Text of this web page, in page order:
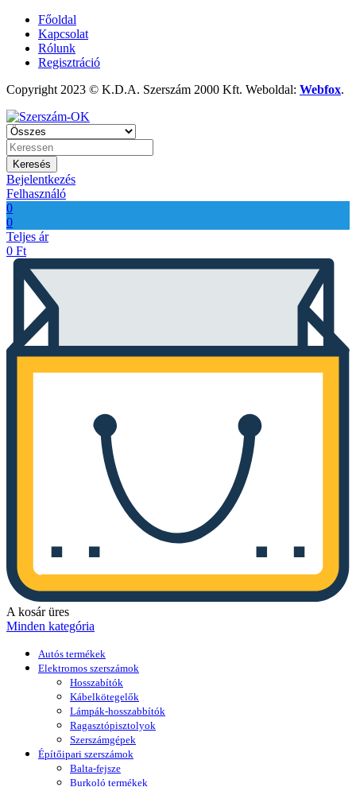
Főoldal
Kapcsolat
Rólunk
Regisztráció
Copyright 2023 © K.D.A. Szerszám 2000 Kft. Weboldal: Webfox.
Keresés
Bejelentkezés
Felhasználó
0
0
Teljes ár
0 Ft
A kosár üres
Minden kategória
Autós termékek
Elektromos szerszámok
Hosszabítók
Kábelkötegelők
Lámpák-hosszabbítók
Ragasztópisztolyok
Szerszámgépek
Építőipari szerszámok
Balta-fejsze
Burkoló termékek